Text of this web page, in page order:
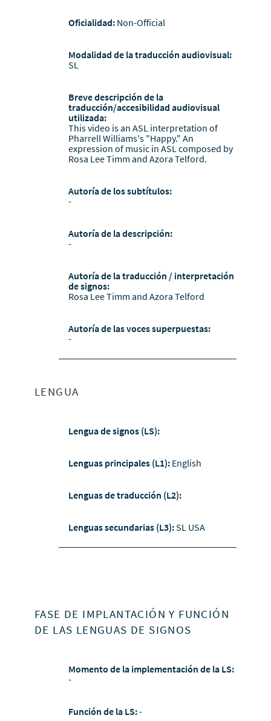
Oficialidad:Non-Official
Modalidad de la traducción audiovisual:
SL
Breve descripción de la
traducción/accesibilidad audiovisual
utilizada:
This video is an ASL interpretation of
Pharrell Williams's "Happy." An
expression of music in ASL composed by
Rosa Lee Timm and Azora Telford.
Autoría de los subtítulos:
-
Autoría de la descripción:
-
Autoría de la traducción / interpretación
de signos:
Rosa Lee Timm and Azora Telford
Autoría de las voces superpuestas:
-
LENGUA
Lengua de signos (LS):
Lenguas principales (L1): English
Lenguas de traducción (L2):
Lenguas secundarias (L3):SL USA
FASE DE IMPLANTACIÓN Y FUNCIÓN
DE LAS LENGUAS DE SIGNOS
Momento de la implementación de la LS:
-
Función de la LS:-